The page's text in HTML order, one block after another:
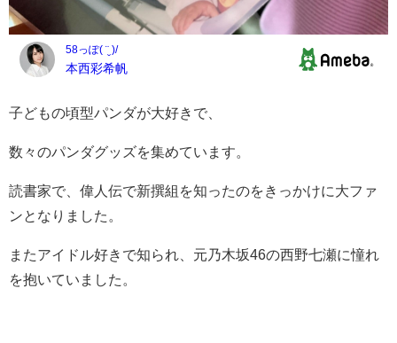
子どもの頃型パンダが大好きで、
数々のパンダグッズを集めています。
読書家で、偉人伝で新撰組を知ったのをきっかけに大ファ
ンとなりました。
またアイドル好きで知られ、元乃木坂46の西野七瀬に憧れ
を抱いていました。